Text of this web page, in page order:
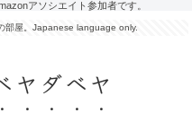
アソシエイト参加者です。
部屋。Japanese language only.
ヤダベヤ